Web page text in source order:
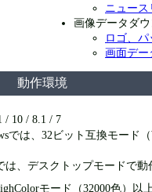
ニュー
画像データダ
ロゴ、
画面デー
動作環境
/ 10 / 8.1 / 7
では、32ビット互換モード
は、デスクトップモードで動
モード（32000色）以